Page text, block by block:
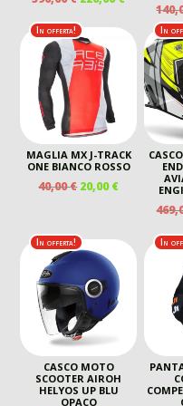
ORIGINALE
ERA:
390,00 €.
PREZZO
ATTUALE
220,00 €.
In offerta!
MAGLIA MX J-TRACK
ONE BIANCO ROSSO
40,00€ IL
ERA:
40,00 €.
20,00€IL
ATTUALE
20,00 €.
In
In offerta!
CASCO MOTO
SCOOTER AIROH
HELYOS UP BLU
OPACO
In